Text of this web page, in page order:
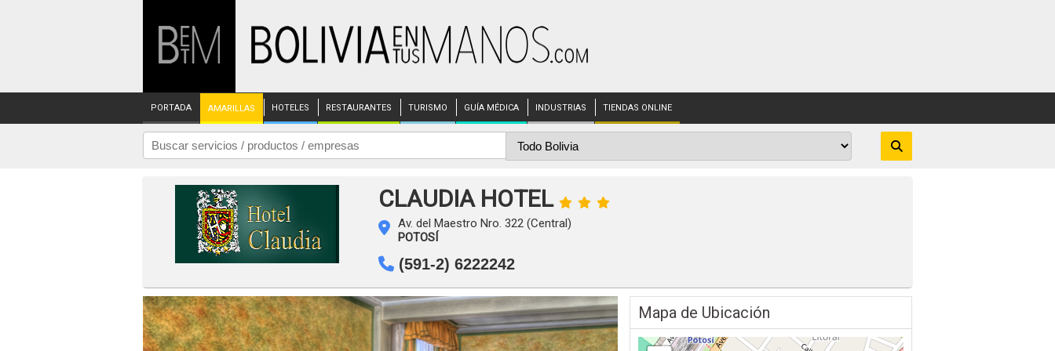
PORTADA AMARILLAS HOTELES RESTAURANTES TURISMO GUÍA MÉDICA INDUSTRIAS TIENDAS ONLINE
CLAUDIA HOTEL
Av. del Maestro Nro. 322 (Central)
POTOSÍ
(591-2) 6222242
Mapa de Ubicación